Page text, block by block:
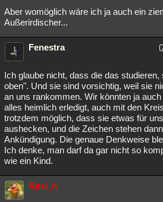
Aber womöglich wäre ich ja auch ein
Außerirdischer...
Fenestra
Ich glaube nicht, dass die das
oben". Und sie sind vorsichtig, weil sie
an uns rankommen. Wir könnten ja
alles heimlich erledigt, auch mit den
trotzdem möglich, dass sie etwas für
aushecken, und die Zeichen stehen
Ankündigung. Die genaue Denkweise
Ich denke, man darf da gar nicht so
wie ein Kind.
Resi_n